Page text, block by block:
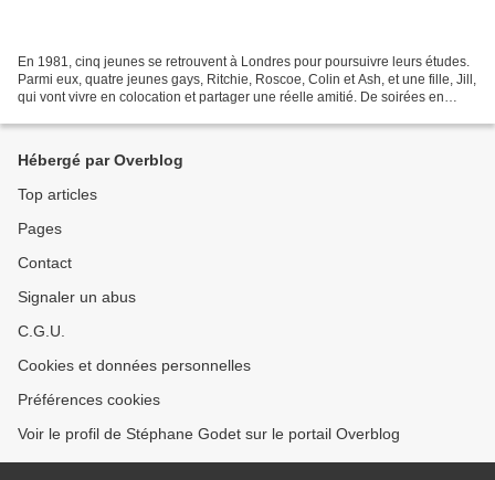
En 1981, cinq jeunes se retrouvent à Londres pour poursuivre leurs études.
Parmi eux, quatre jeunes gays, Ritchie, Roscoe, Colin et Ash, et une fille, Jill,
qui vont vivre en colocation et partager une réelle amitié. De soirées en
Hébergé par Overblog
Top articles
Pages
Contact
Signaler un abus
C.G.U.
Cookies et données personnelles
Préférences cookies
Voir le profil de Stéphane Godet sur le portail Overblog